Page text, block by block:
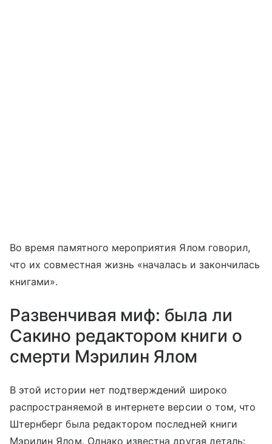
Во время памятного мероприятия Ялом говорил,
что их совместная жизнь «началась и закончилась
книгами».
Развенчивая миф: была ли
Сакино редактором книги о
смерти Мэрилин Ялом
В этой истории нет подтверждений широко
распространяемой в интернете версии о том, что
Штернберг была редактором последней книги
Мэрилин Ялом. Однако известна другая деталь: